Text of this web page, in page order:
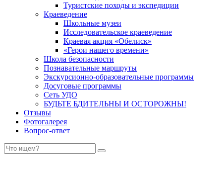
Туристские походы и экспедиции
Краеведение
Школьные музеи
Исследовательское краеведение
Краевая акция «Обелиск»
«Герои нашего времени»
Школа безопасности
Познавательные маршруты
Экскурсионно-образовательные программы
Досуговые программы
Сеть УДО
БУДЬТЕ БДИТЕЛЬНЫ И ОСТОРОЖНЫ!
Отзывы
Фотогалерея
Вопрос-ответ